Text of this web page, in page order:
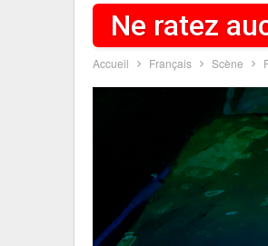
Ne ratez
Accueil Français Scène